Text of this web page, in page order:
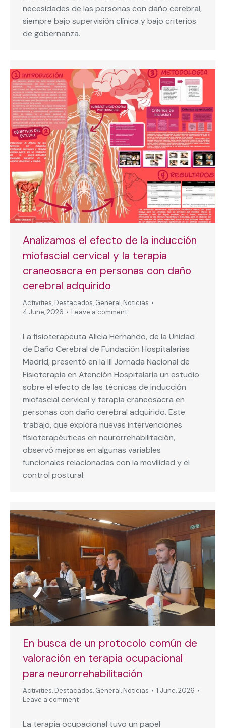
necesidades de las personas con daño cerebral,
siempre bajo supervisión clínica y bajo criterios
de gobernanza.
Analizamos el efecto de la inducción
miofascial cervical y la terapia
craneosacra en personas con daño
cerebral adquirido
Activities, Destacados, General, Noticias
4 June, 2026
Leave a comment
La fisioterapeuta Alicia Hernando, de la Unidad
de Daño Cerebral de Fundación Hospitalarias
Madrid, presentó en la III Jornada Nacional de
Fisioterapia en Atención Hospitalaria un estudio
sobre el efecto de las técnicas de inducción
miofascial cervical y terapia craneosacra en
personas con daño cerebral adquirido. Este
trabajo, que explora nuevas intervenciones
fisioterapéuticas en neurorrehabilitación,
observó mejoras en algunas variables
funcionales relacionadas con la movilidad y el
control postural.
En busca de un protocolo común de
valoración en terapia ocupacional
para neurorrehabilitación
Activities, Destacados, General, Noticias
1 June, 2026
Leave a comment
La terapia ocupacional tuvo un papel